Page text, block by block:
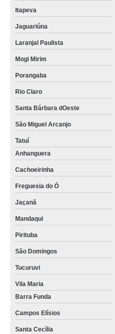
Itapeva
Jaguariúna
Laranjal Paulista
Mogi Mirim
Porangaba
Rio Claro
Santa Bárbara dOeste
São Miguel Arcanjo
Tatuí
Anhanguera
Cachoeirinha
Freguesia do Ó
Jaçanã
Mandaqui
Pirituba
São Domingos
Tucuruvi
Vila Maria
Barra Funda
Campos Elísios
Santa Cecília